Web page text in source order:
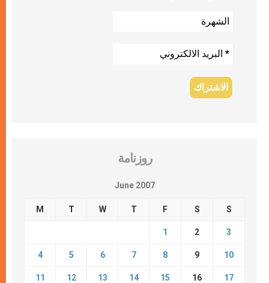
روزنامة
June 2007
M T W T F S S
1 2 3
4 5 6 7 8 9 10
11 12 13 14 15 16 17